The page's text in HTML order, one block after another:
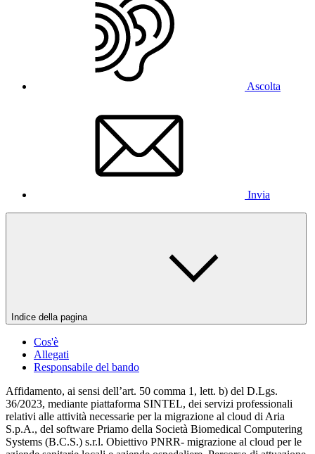
Ascolta
Invia
Indice della pagina
Cos'è
Allegati
Responsabile del bando
Affidamento, ai sensi dell’art. 50 comma 1, lett. b) del D.Lgs.
36/2023, mediante piattaforma SINTEL, dei servizi professionali
relativi alle attività necessarie per la migrazione al cloud di Aria
S.p.A., del software Priamo della Società Biomedical Computering
Systems (B.C.S.) s.r.l. Obiettivo PNRR- migrazione al cloud per le